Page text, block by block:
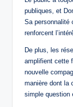
publiques, et
Sa personnalité
renforcent
De plus, les
amplifient cette
nouvelle
manière dont la
simple question